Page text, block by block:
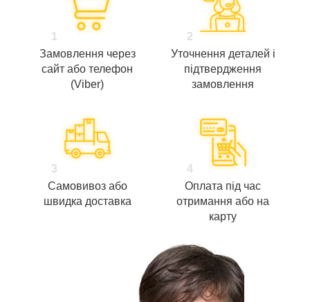
1
Замовлення через
сайт або телефон
(Viber)
2
Уточнення деталей і
підтвердження
замовлення
3
Самовивоз або
швидка доставка
4
Оплата під час
отримання або на
карту